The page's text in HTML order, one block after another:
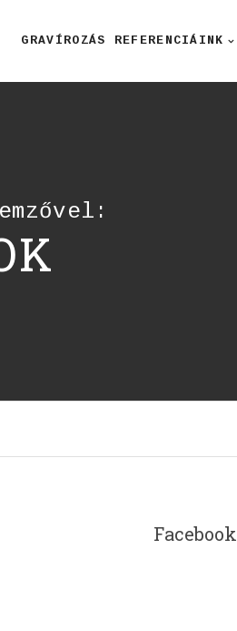
GRAVÍROZÁS REFERENCIÁINK
Facebook